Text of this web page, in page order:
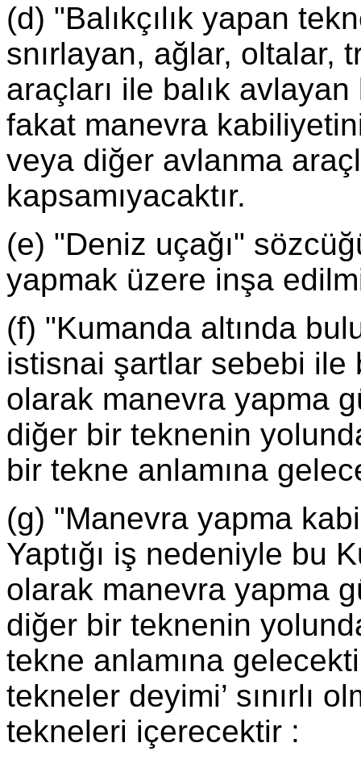
(d) "Balıkçılık yapan
snırlayan, ağlar, oltalar,
araçları ile balık
fakat manevra
veya diğer avlanma
kapsamıyacaktır.
(e) "Deniz uçağı"
yapmak üzere inşa
(f) "Kumanda altında
istisnai şartlar sebebi ile
olarak manevra yapma
diğer bir teknenin
bir tekne anlamına
(g) "Manevra yapma
Yaptığı iş nedeniyle bu
olarak manevra yapma
diğer bir teknenin
tekne anlamına
tekneler deyimi’ sınırlı
tekneleri içerecektir :